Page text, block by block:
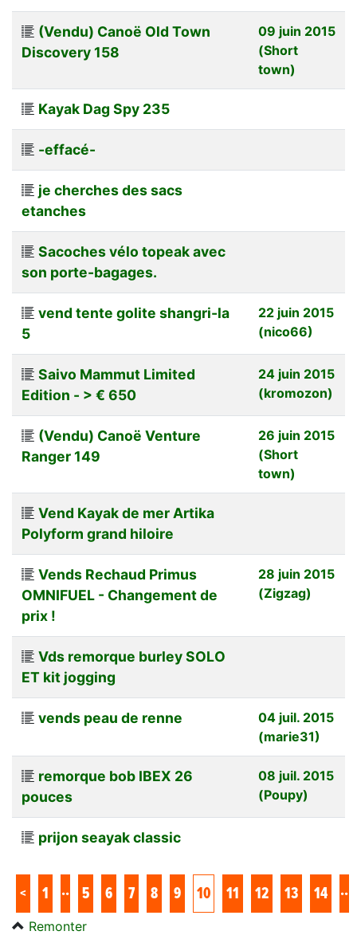
(Vendu) Canoë Old Town
Discovery 158
09 juin 2015
(Short
town)
Kayak Dag Spy 235
-effacé-
je cherches des sacs
etanches
Sacoches vélo topeak avec
son porte-bagages.
vend tente golite shangri-la
5
22 juin 2015
(nico66)
Saivo Mammut Limited
Edition - > € 650
24 juin 2015
(kromozon)
(Vendu) Canoë Venture
Ranger 149
26 juin 2015
(Short
town)
Vend Kayak de mer Artika
Polyform grand hiloire
Vends Rechaud Primus
OMNIFUEL - Changement de
prix !
28 juin 2015
(Zigzag)
Vds remorque burley SOLO
ET kit jogging
vends peau de renne
04 juil. 2015
(marie31)
remorque bob IBEX 26
pouces
08 juil. 2015
(Poupy)
prijon seayak classic
< 1 .. 5 6 7 8 9 10 11 12 13 14 ..
Remonter